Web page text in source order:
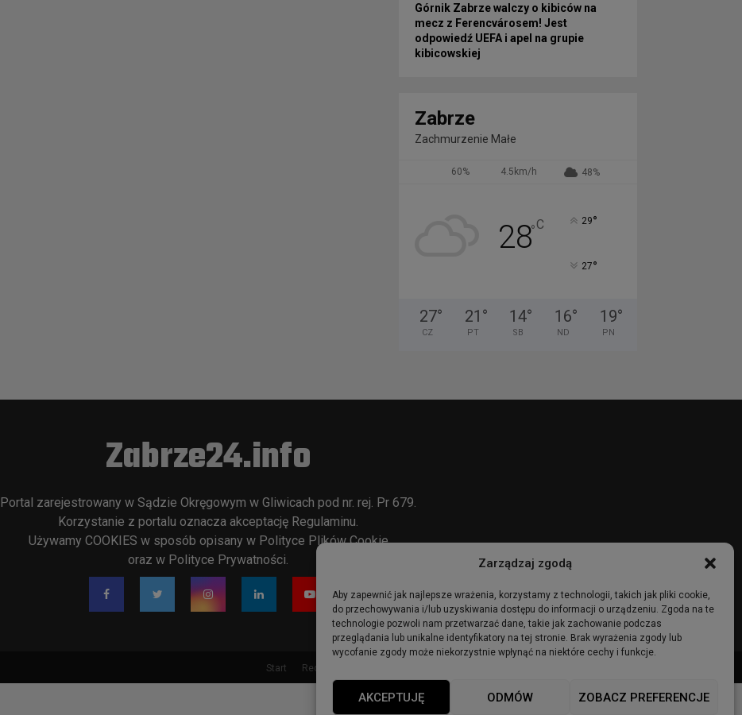
Zarządzaj zgodą
Aby zapewnić jak najlepsze wrażenia, korzystamy z technologii, takich jak pliki cookie,
do przechowywania i/lub uzyskiwania dostępu do informacji o urządzeniu. Zgoda na te
technologie pozwoli nam przetwarzać dane, takie jak zachowanie podczas
przeglądania lub unikalne identyfikatory na tej stronie. Brak wyrażenia zgody lub
wycofanie zgody może niekorzystnie wpłynąć na niektóre cechy i funkcje.
AKCEPTUJĘ ODMÓW ZOBACZ PREFERENCJE
Górnik Zabrze walczy o kibiców na
mecz z Ferencvárosem! Jest
odpowiedź UEFA i apel na grupie
kibicowskiej
Zabrze
Zachmurzenie Małe
60% 4.5km/h 48%
28°C 29°
27°
27°
CZ
21 °
PT
14°
SB
16°
ND
19°
PN
Zabrze24.info
Portal zarejestrowany w Sądzie Okręgowym w Gliwicach pod nr. rej. Pr 679.
Korzystanie z portalu oznacza akceptację Regulaminu
Używamy COOKIES w sposób opisany w Polityce Plików Cookie
oraz w Polityce Prywatności
Start Redakcja